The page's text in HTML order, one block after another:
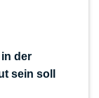
der
sein soll